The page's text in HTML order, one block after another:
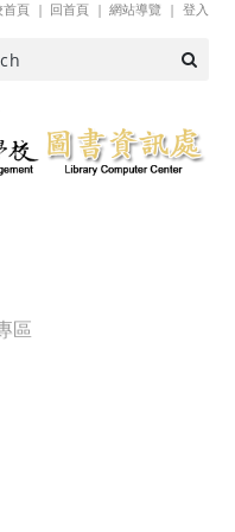
首頁 回首頁 網站導覽 登入
區